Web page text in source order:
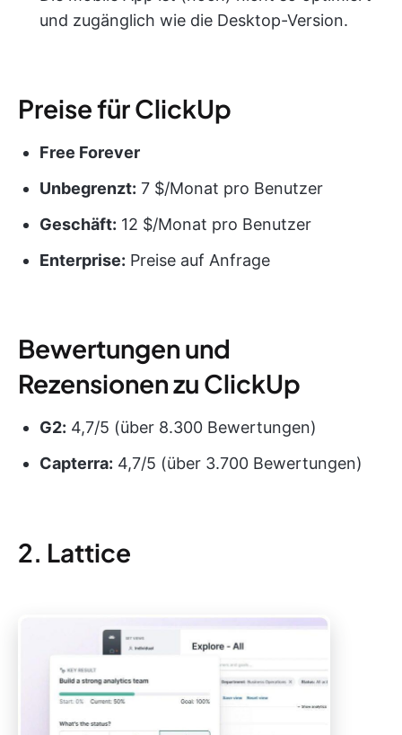
und zugänglich wie die Desktop-Version.
Preise für ClickUp
Free Forever
Unbegrenzt: 7 $/Monat pro Benutzer
Geschäft: 12 $/Monat pro Benutzer
Enterprise: Preise auf Anfrage
Bewertungen und
Rezensionen zu ClickUp
G2: 4,7/5 (über 8.300 Bewertungen)
Capterra: 4,7/5 (über 3.700 Bewertungen)
2. Lattice